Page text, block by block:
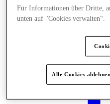
Für Informationen über Dritte,
unten auf "Cookies verwalten“.
Alle Cookies ablehnen